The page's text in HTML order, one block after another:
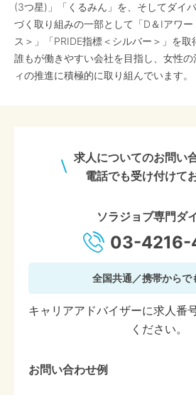
(3つ星)」「くるみん」を、そしてダイ
づく取り組みの一部として「D＆Iアワ
ス＞」「PRIDE指標＜シルバー＞」を取
誰もが働きやすい会社を目指し、女性
ィの推進に積極的に取り組んでいます。
求人についてのお問い
電話でも受け付けて
ソラジョブ専門ダ
03-4216-
全国共通／携帯からで
キャリアアドバイザーに求人番
ください。
お問い合わせ例